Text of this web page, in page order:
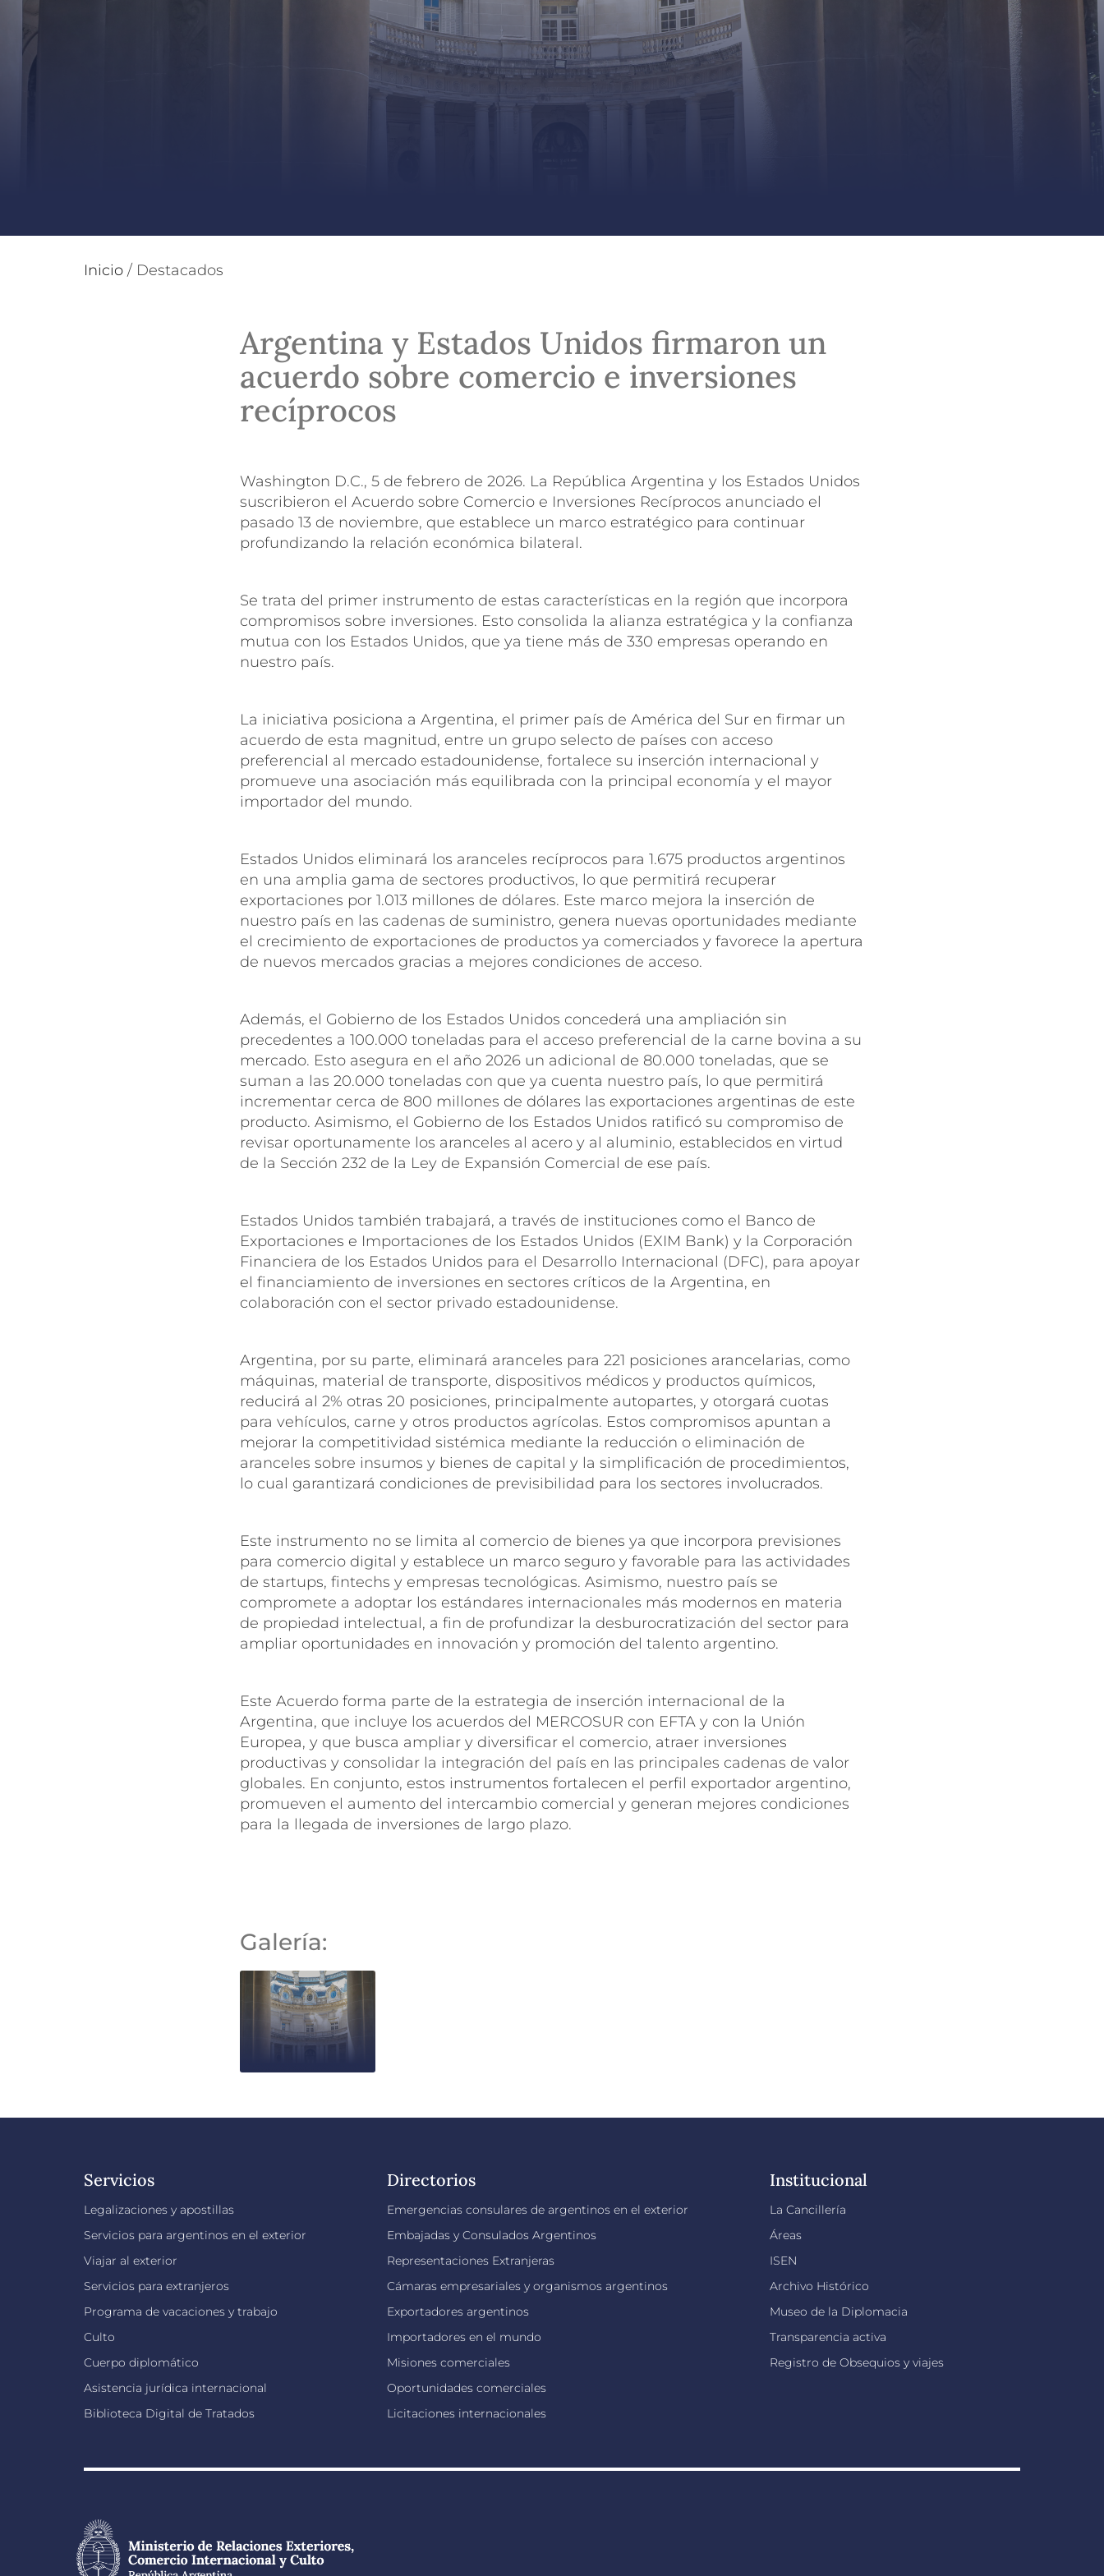
Inicio / Destacados
Argentina y Estados Unidos firmaron un
acuerdo sobre comercio e inversiones
recíprocos
Washington D.C., 5 de febrero de 2026. La República Argentina y los Estados Unidos
suscribieron el Acuerdo sobre Comercio e Inversiones Recíprocos anunciado el
pasado 13 de noviembre, que establece un marco estratégico para continuar
profundizando la relación económica bilateral.
Se trata del primer instrumento de estas características en la región que incorpora
compromisos sobre inversiones. Esto consolida la alianza estratégica y la confianza
mutua con los Estados Unidos, que ya tiene más de 330 empresas operando en
nuestro país.
La iniciativa posiciona a Argentina, el primer país de América del Sur en firmar un
acuerdo de esta magnitud, entre un grupo selecto de países con acceso
preferencial al mercado estadounidense, fortalece su inserción internacional y
promueve una asociación más equilibrada con la principal economía y el mayor
importador del mundo.
Estados Unidos eliminará los aranceles recíprocos para 1.675 productos argentinos
en una amplia gama de sectores productivos, lo que permitirá recuperar
exportaciones por 1.013 millones de dólares. Este marco mejora la inserción de
nuestro país en las cadenas de suministro, genera nuevas oportunidades mediante
el crecimiento de exportaciones de productos ya comerciados y favorece la apertura
de nuevos mercados gracias a mejores condiciones de acceso.
Además, el Gobierno de los Estados Unidos concederá una ampliación sin
precedentes a 100.000 toneladas para el acceso preferencial de la carne bovina a su
mercado. Esto asegura en el año 2026 un adicional de 80.000 toneladas, que se
suman a las 20.000 toneladas con que ya cuenta nuestro país, lo que permitirá
incrementar cerca de 800 millones de dólares las exportaciones argentinas de este
producto. Asimismo, el Gobierno de los Estados Unidos ratificó su compromiso de
revisar oportunamente los aranceles al acero y al aluminio, establecidos en virtud
de la Sección 232 de la Ley de Expansión Comercial de ese país.
Estados Unidos también trabajará, a través de instituciones como el Banco de
Exportaciones e Importaciones de los Estados Unidos (EXIM Bank) y la Corporación
Financiera de los Estados Unidos para el Desarrollo Internacional (DFC), para apoyar
el financiamiento de inversiones en sectores críticos de la Argentina, en
colaboración con el sector privado estadounidense.
Argentina, por su parte, eliminará aranceles para 221 posiciones arancelarias, como
máquinas, material de transporte, dispositivos médicos y productos químicos,
reducirá al 2% otras 20 posiciones, principalmente autopartes, y otorgará cuotas
para vehículos, carne y otros productos agrícolas. Estos compromisos apuntan a
mejorar la competitividad sistémica mediante la reducción o eliminación de
aranceles sobre insumos y bienes de capital y la simplificación de procedimientos,
lo cual garantizará condiciones de previsibilidad para los sectores involucrados.
Este instrumento no se limita al comercio de bienes ya que incorpora previsiones
para comercio digital y establece un marco seguro y favorable para las actividades
de startups, fintechs y empresas tecnológicas. Asimismo, nuestro país se
compromete a adoptar los estándares internacionales más modernos en materia
de propiedad intelectual, a fin de profundizar la desburocratización del sector para
ampliar oportunidades en innovación y promoción del talento argentino.
Este Acuerdo forma parte de la estrategia de inserción internacional de la
Argentina, que incluye los acuerdos del MERCOSUR con EFTA y con la Unión
Europea, y que busca ampliar y diversificar el comercio, atraer inversiones
productivas y consolidar la integración del país en las principales cadenas de valor
globales. En conjunto, estos instrumentos fortalecen el perfil exportador argentino,
promueven el aumento del intercambio comercial y generan mejores condiciones
para la llegada de inversiones de largo plazo.
Galería:
Servicios
Legalizaciones y apostillas
Servicios para argentinos en el exterior
Viajar al exterior
Servicios para extranjeros
Programa de vacaciones y trabajo
Culto
Cuerpo diplomático
Asistencia jurídica internacional
Biblioteca Digital de Tratados
Directorios
Emergencias consulares de argentinos en el exterior
Embajadas y Consulados Argentinos
Representaciones Extranjeras
Cámaras empresariales y organismos argentinos
Exportadores argentinos
Importadores en el mundo
Misiones comerciales
Oportunidades comerciales
Licitaciones internacionales
Institucional
La Cancillería
Áreas
ISEN
Archivo Histórico
Museo de la Diplomacia
Transparencia activa
Registro de Obsequios y viajes